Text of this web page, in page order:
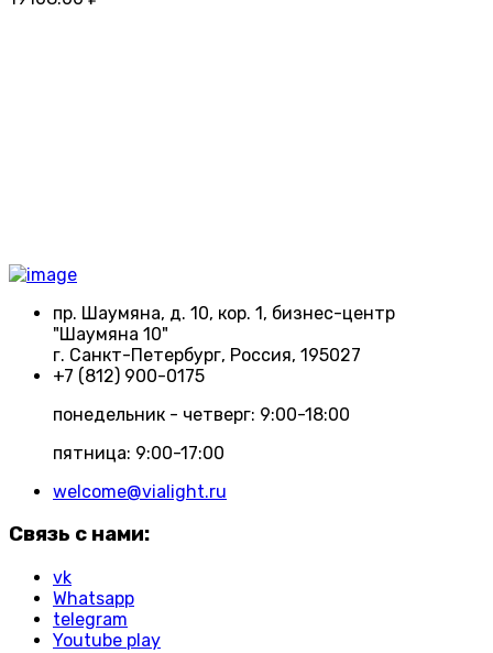
пр. Шаумяна, д. 10, кор. 1, бизнес-центр
"Шаумяна 10"
г. Санкт-Петербург, Россия, 195027
+7 (812) 900-0175
понедельник - четверг: 9:00-18:00
пятница: 9:00-17:00
welcome@vialight.ru
Связь с нами:
vk
Whatsapp
telegram
Youtube play